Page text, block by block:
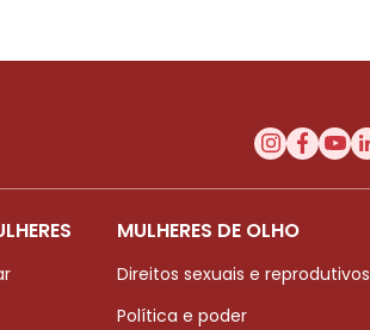
MULHERES DE OLHO
Direitos sexuais e reprodutivos
Política e poder